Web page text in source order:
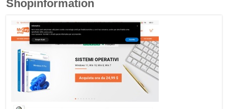
Shopinformation